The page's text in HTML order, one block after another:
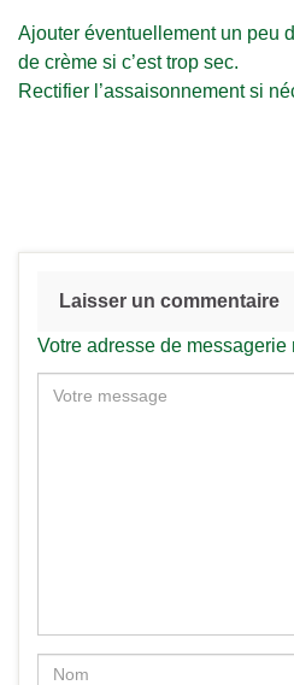
Ajouter éventuellement un peu
de crème si c’est trop sec.
Rectifier l’assaisonnement si
Laisser un commentaire
Votre adresse de